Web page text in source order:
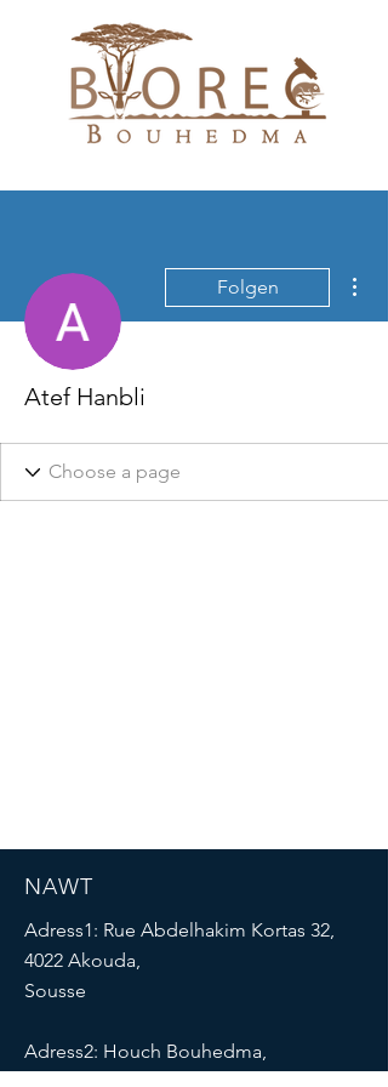
Folgen
Atef Hanbli
NAWT
Adress1: Rue Abdelhakim Kortas 32,
4022 Akouda,
Sousse
Adress2: Houch Bouhedma,